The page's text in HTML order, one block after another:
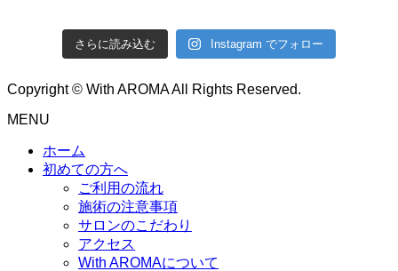
さらに読み込む Instagram でフォロー
Copyright © With AROMA All Rights Reserved.
MENU
ホーム
初めての方へ
ご利用の流れ
施術の注意事項
サロンのこだわり
アクセス
With AROMAについて